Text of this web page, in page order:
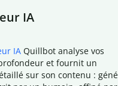
IA
IA Quillbot analyse vos
et fournit un
sur son contenu :